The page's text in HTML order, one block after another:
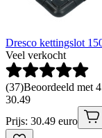
Dresco kettingslot
Veel verkocht
(37)Beoordeeld met
30.49
Prijs: 30.49 euro